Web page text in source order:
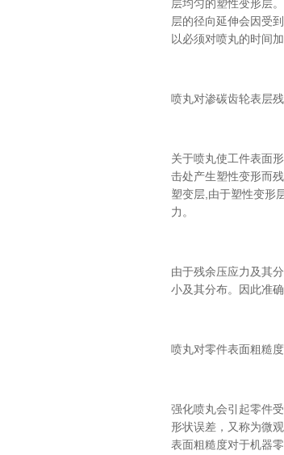
层均匀的塑性变形层
层的径向延伸会因受
以必须对喷丸的时间
喷丸对渗碳齿轮表层
关于喷丸使工件表面
击处产生塑性变形而
塑变层,由于塑性变形
力。
由于残余压应力及其
小及其分布。因此准
喷丸对零件表面粗糙
强化喷丸会引起零件
形状误差，又称为微
表面粗糙度对于机器